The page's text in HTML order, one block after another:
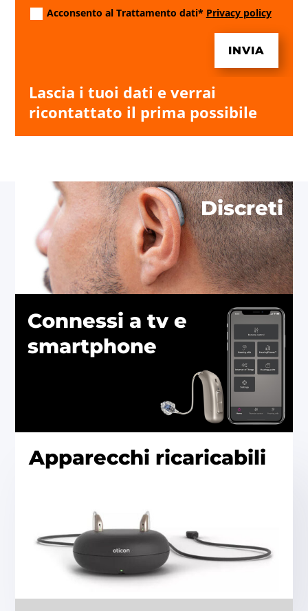
Acconsento al Trattamento dati* Privacy policy
INVIA
Lascia i tuoi dati e verrai
ricontattato il prima possibile
Discreti
Connessi a tv e
smartphone
Apparecchi ricaricabili